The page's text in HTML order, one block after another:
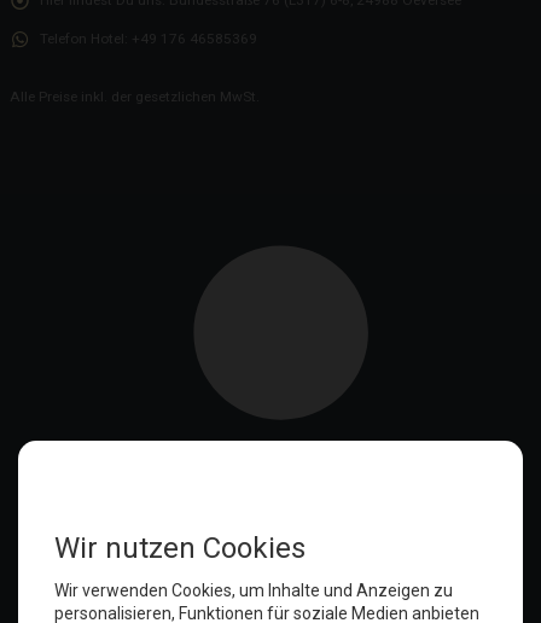
Telefon Hotel: +49 176 46585369
Alle Preise inkl. der gesetzlichen MwSt.